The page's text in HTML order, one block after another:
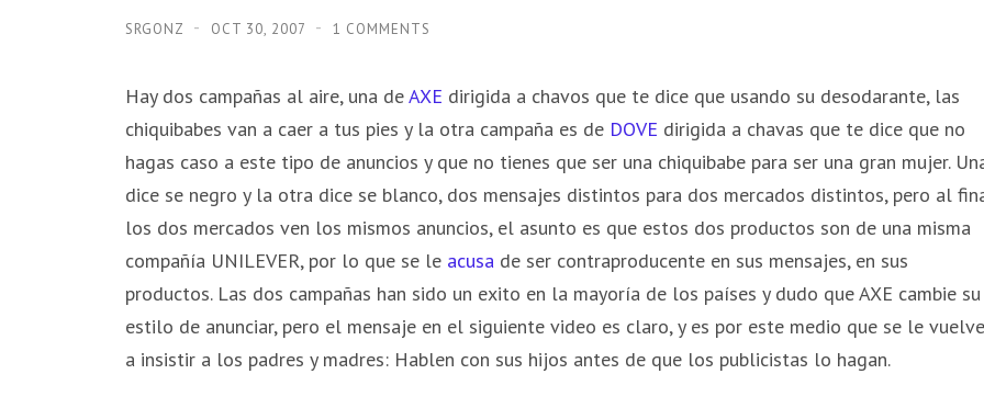
SRGONZ OCT 30, 2007 1 COMMENTS
Hay dos campañas al aire, una deAXE dirigida a chavos que te dice que usando su desodarante, las
chiquibabes van a caer a tus pies y la otra campaña es de DOVE dirigida a chavas que te dice que no
hagas caso a este tipo de anuncios y que no tienes que ser una chiquibabe para ser una gran mujer.
dice se negro y la otra dice se blanco, dos mensajes distintos para dos mercados distintos, pero al
los dos mercados ven los mismos anuncios, el asunto es que estos dos productos son de una misma
compañía UNILEVER, por lo que se le acusa de ser contraproducente en sus mensajes, en sus
productos. Las dos campañas han sido un exito en la mayoría de los países y dudo que AXE cambie su
estilo de anunciar, pero el mensaje en el siguiente video es claro, y es por este medio que se le vuelve
a insistir a los padres y madres: Hablen con sus hijos antes de que los publicistas lo hagan.